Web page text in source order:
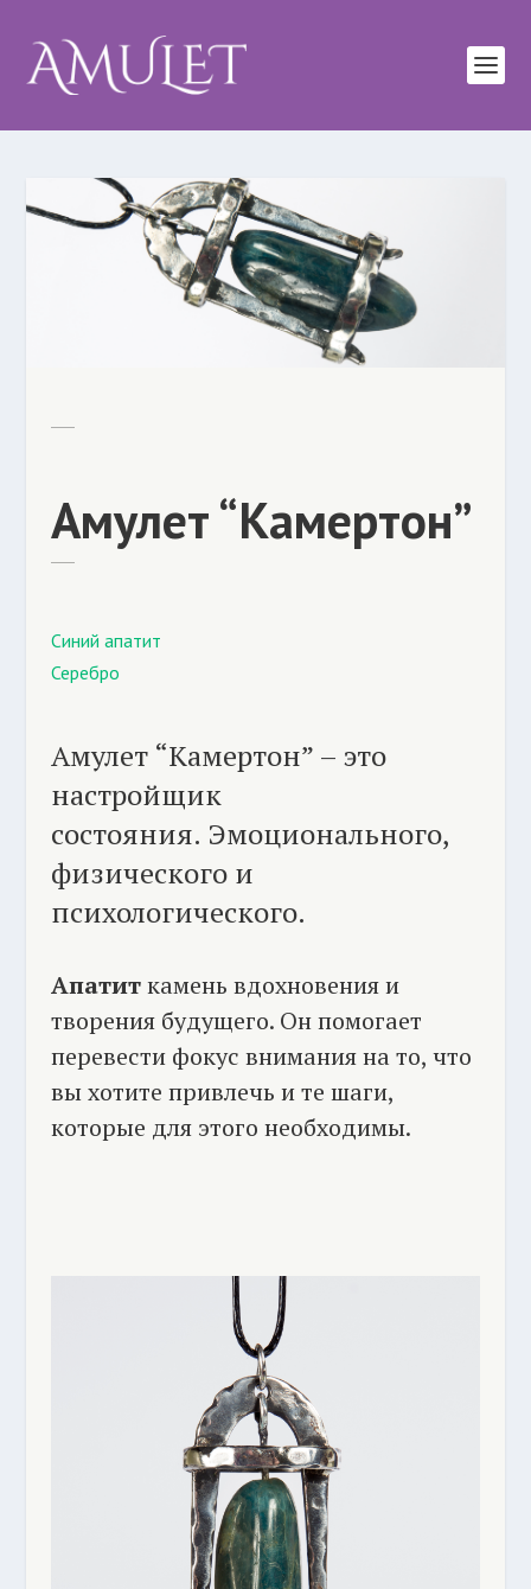
Амулет “Камертон”
Синий апатит
Серебро
Амулет “Камертон” – это
настройщик
состояния. Эмоционального,
физического и
психологического.
Апатиткамень вдохновения и
творения будущего. Он помогает
перевести фокус внимания на то, что
вы хотите привлечь и те шаги,
которые для этого необходимы.